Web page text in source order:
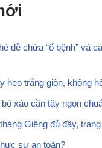
dễ chứa “ổ bệnh” và
heo trắng giòn, không
xào cần tây ngon
Giêng đủ đầy,
sự an toàn?